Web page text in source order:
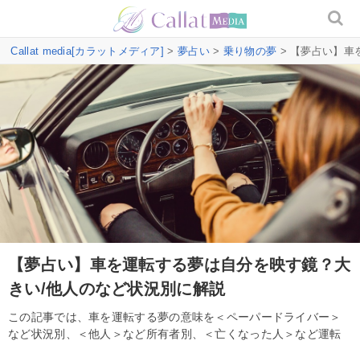
Callat media[カラットメディア] > 夢占い> 乗り物の夢 > 【夢占い】車
【夢占い】車を運転する夢は自分を映す鏡？大
きい/他人のなど状況別に解説
この記事では、車を運転する夢の意味を＜ペーパードライバー＞
など状況別、＜他人＞など所有者別、＜亡くなった人＞など運転